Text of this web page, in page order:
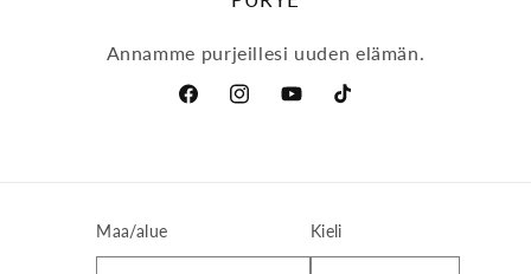
Annamme purjeillesi uuden elämän.
FacebookInstagramYouTubeTikTok
Maa/alue Kieli